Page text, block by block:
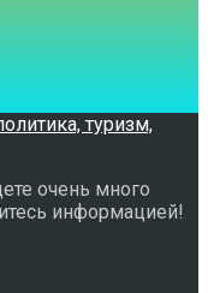
очень много
информацией!